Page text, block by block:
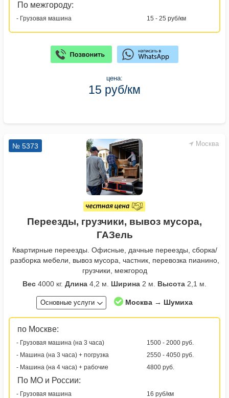
По межгороду:
- Грузовая машина 15 - 25 руб/км
цена:
15 руб/км
Москва
№ 5373
Переезды, грузчики, вывоз мусора,
ГАЗель
Квартирные переезды. Офисные, дачные переезды, сборка/
разборка мебели, вывоз мусора, частник, перевозка пианино,
грузчики, межгород
Вес 4000 кг. Длина 4,2 м. Ширина 2 м. Высота 2,1 м.
Основные услуги Москва → Шумиха
по Москве:
- Грузовая машина (на 3 часа)
1500 - 2000 руб.
- Машина (на 3 часа) + погрузка
2550 - 4050 руб.
- Машина (на 4 часа) + рабочие
4800 руб.
По МО и России:
- Грузовая машина 16 руб/км